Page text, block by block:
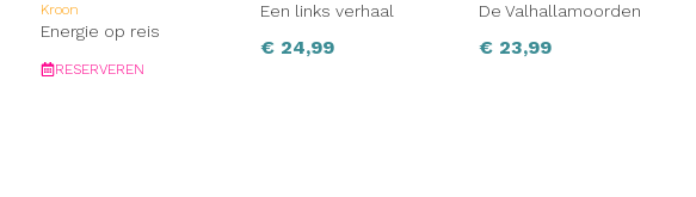
Kroon
Energie op reis
RESERVEREN
Een links verhaal
€24,99
De Valhallamoorden
€23,99